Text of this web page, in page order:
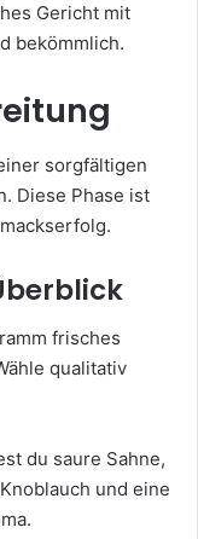
Gericht mit
bekömmlich.
sorgfältigen
Diese Phase ist
frisches
qualitativ
du saure Sahne,
und eine